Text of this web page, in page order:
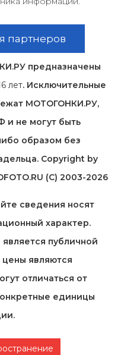
партнеров
предназначены
лет. Исключительные
МОТОГОНКИ.РУ,
не могут быть
образом без
Copyright by
(C) 2003-2026
сведения носят
характер.
публичной
являются
отличаться от
единицы